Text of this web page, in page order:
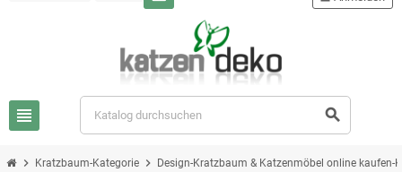
view_headline search
chevron_right Kratzbaum-Kategorie chevron_right Design-Kratzbaum & Katzenmöbel online kaufen-